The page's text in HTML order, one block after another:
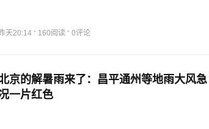
天20:14 · 160阅读 · 0评论
京的解暑雨来了：昌平通州等地雨大风
一片红色